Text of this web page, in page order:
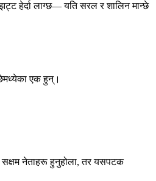
हेर्दा लाग्छ— यति सरल र शालिन मान्छे
एक हुन्।
नेताहरू हुनुहोला, तर यसपटक